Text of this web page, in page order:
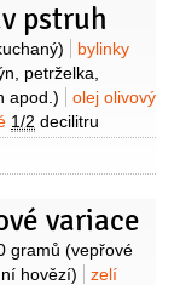
pstruh
bylinky
petrželka,
apod.)
olej olivový
1/2 decilitru
1 lžíce
(mletý) sůl
variace
gramů (vepřové
hovězí)
zelí